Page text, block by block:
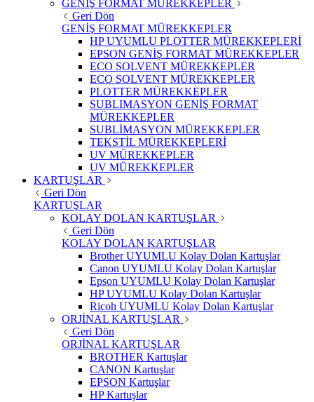
GENİŞ FORMAT MÜREKKEPLER
Geri Dön
GENİŞ FORMAT MÜREKKEPLER
HP UYUMLU PLOTTER MÜREKKEPLERİ
EPSON GENİŞ FORMAT MÜREKKEPLER
ECO SOLVENT MÜREKKEPLER
ECO SOLVENT MÜREKKEPLER
PLOTTER MÜREKKEPLER
SUBLIMASYON GENİŞ FORMAT
MÜREKKEPLER
SUBLİMASYON MÜREKKEPLER
TEKSTİL MÜREKKEPLERİ
UV MÜREKKEPLER
UV MÜREKKEPLER
KARTUŞLAR
Geri Dön
KARTUŞLAR
KOLAY DOLAN KARTUŞLAR
Geri Dön
KOLAY DOLAN KARTUŞLAR
Brother UYUMLU Kolay Dolan Kartuşlar
Canon UYUMLU Kolay Dolan Kartuşlar
Epson UYUMLU Kolay Dolan Kartuşlar
HP UYUMLU Kolay Dolan Kartuşlar
Ricoh UYUMLU Kolay Dolan Kartuşlar
ORJİNAL KARTUŞLAR
Geri Dön
ORJİNAL KARTUŞLAR
BROTHER Kartuşlar
CANON Kartuşlar
EPSON Kartuşlar
HP Kartuşlar